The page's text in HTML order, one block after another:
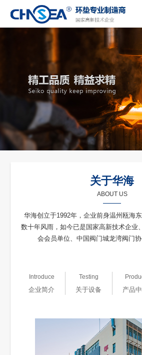
关于华海
ABOUT US
华海创立于1992年，企业前身温州瓯海
数十年风雨，如今已是国家高新技术企业
会会员单位、中国阀门城龙湾阀门
Introduce
企业简介
Testing
关于设备 产品